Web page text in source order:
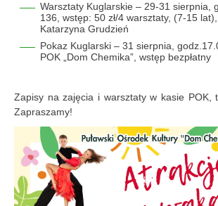
Warsztaty Kuglarskie – 29-31 sierpnia,
136, wstęp: 50 zł/4 warsztaty, (7-15
Katarzyna Grudzień
Pokaz Kuglarski – 31 sierpnia,
POK „Dom Chemika”, wstęp bezpłatny
Zapisy na zajęcia i warsztaty w kasie POK,
Zapraszamy!